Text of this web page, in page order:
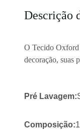
Descrição
O Tecido Oxford
decoração, suas
Pré Lavagem:
Composição: